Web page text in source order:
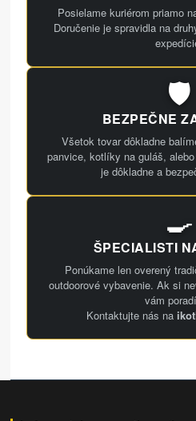
Posielame kuriérom priamo
Doručenie je spravidla na
🛡️
BEZPEČNE
Všetok tovar dôkladne
panvice, kotlíky na guláš,
je dôkladne a
🍳
ŠPECIALISTI
Ponúkame len overený
outdoorové vybavenie. Ak si
vám
Kontaktujte nás na